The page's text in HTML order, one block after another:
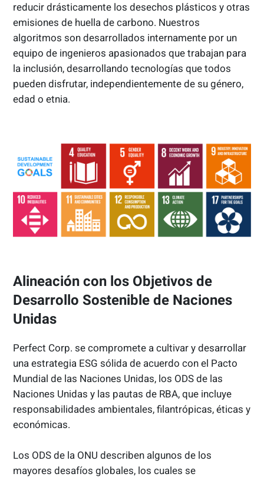
reducir drásticamente los desechos plásticos y otras
emisiones de huella de carbono. Nuestros
algoritmos son desarrollados internamente por un
equipo de ingenieros apasionados que trabajan para
la inclusión, desarrollando tecnologías que todos
pueden disfrutar, independientemente de su género,
edad o etnia.
Alineación con los Objetivos de
Desarrollo Sostenible de Naciones
Unidas
Perfect Corp. se compromete a cultivar y desarrollar
una estrategia ESG sólida de acuerdo con el Pacto
Mundial de las Naciones Unidas, los ODS de las
Naciones Unidas y las pautas de RBA, que incluye
responsabilidades ambientales, filantrópicas, éticas y
económicas.
Los ODS de la ONU describen algunos de los
mayores desafíos globales, los cuales se